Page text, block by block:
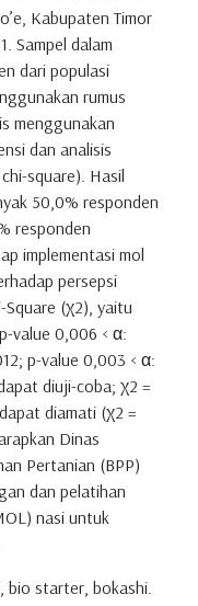
Kabupaten Timor
Sampel dalam
dari populasi
rumus
menggunakan
dan analisis
square). Hasil
50,0% responden
responden
implementasi mol
persepsi
Square (χ2), yaitu
value 0,006 < α:
p-value 0,003 < α:
diuji-coba; χ2 =
diamati (χ2 =
Dinas
Pertanian (BPP)
dan pelatihan
nasi untuk
bio starter, bokashi.